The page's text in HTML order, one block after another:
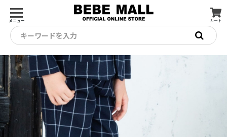
メニュー カート
キーワードを入力